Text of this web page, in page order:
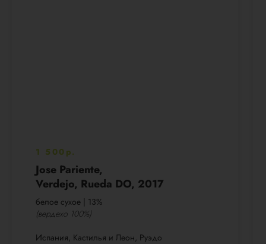
1 500р.
Jose Pariente,
Verdejo, Rueda DO, 2017
белое сухое | 13%
(вердехо 100%)
Испания, Кастилья и Леон, Руэдо